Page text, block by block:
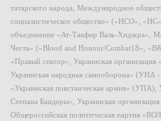
татарского народа, Международное
социалистическое общество» («НСО»,
объединение «Ат-Такфир Валь-Хиджра»,
Честь» («Blood and Honour/Combat18»,
«Правый сектор», Украинская организация
Украинская народная самооборона» (УНА
«Украинская повстанческая армия» (УПА),
Степана Бандеры», Украинская
Общероссийская политическая партия